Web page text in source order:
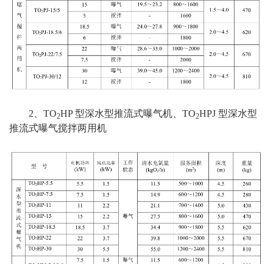
2、TO2HP 型深水型推流式曝气机、TO2HPJ 型深水型
推流式曝气搅拌两用机